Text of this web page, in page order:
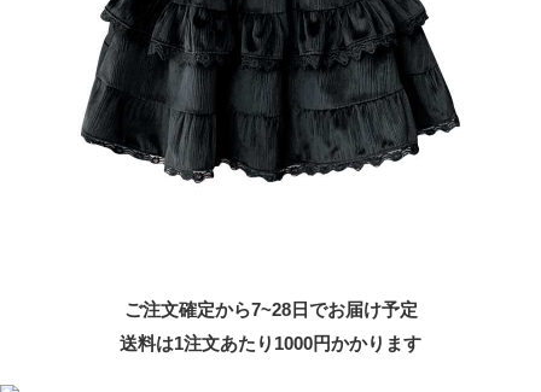
ご注文確定から7~28日でお届け予定
送料は1注文あたり 1000円かかります